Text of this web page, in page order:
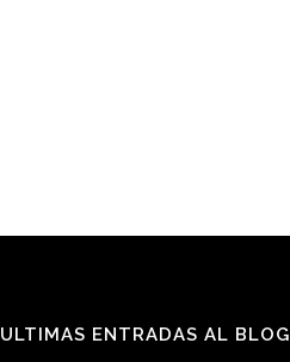
ULTIMAS ENTRADAS AL BLOG